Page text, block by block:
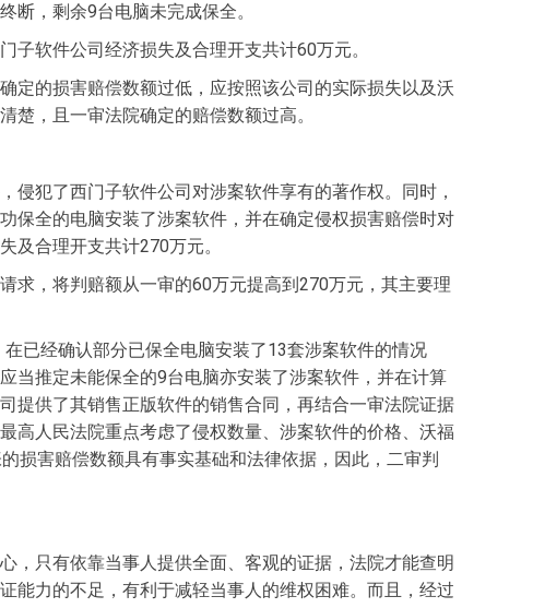
断，剩余9台电脑未完成保全。
软件公司经济损失及合理开支共计60万元。
定的损害赔偿数额过低，应按照该公司的实际损失以及沃
，且一审法院确定的赔偿数额过高。
犯了西门子软件公司对涉案软件享有的著作权。同时，
保全的电脑安装了涉案软件，并在确定侵权损害赔偿时对
及合理开支共计270万元。
求，将判赔额从一审的60万元提高到270万元，其主要理
已经确认部分已保全电脑安装了13套涉案软件的情况
当推定未能保全的9台电脑亦安装了涉案软件，并在计算
提供了其销售正版软件的销售合同，再结合一审法院证据
高人民法院重点考虑了侵权数量、涉案软件的价格、沃福
损害赔偿数额具有事实基础和法律依据，因此，二审判
，只有依靠当事人提供全面、客观的证据，法院才能查明
能力的不足，有利于减轻当事人的维权困难。而且，经过